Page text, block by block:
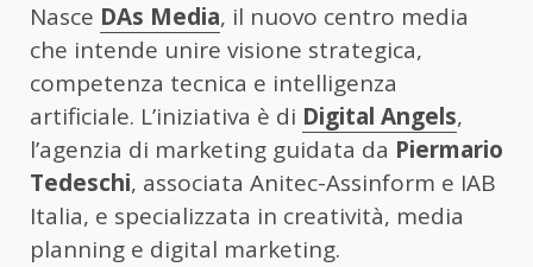
Nasce DAs Media, il nuovo centro media
che intende unire visione strategica,
competenza tecnica e intelligenza
artificiale. L’iniziativa è di Digital Angels,
l’agenzia di marketing guidata da Piermario
Tedeschi, associata Anitec-Assinform e IAB
Italia, e specializzata in creatività, media
planning e digital marketing.